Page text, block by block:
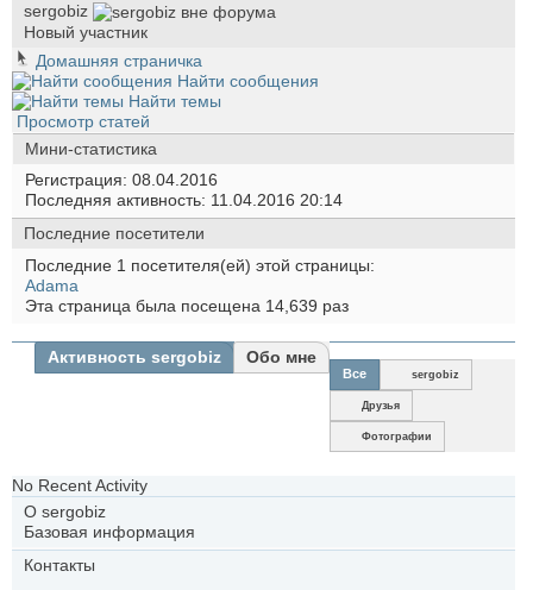
sergobiz
Новый участник
Домашняя страничка
Найти сообщения
Найти темы
Просмотр статей
Мини-статистика
Регистрация 08.04.2016
Последняя активность 11.04.2016 20:14
Последние посетители
Последние 1 посетителя(ей) этой страницы:
Аdama
Эта страница была посещена 14,639 раз
Активность sergobiz Обо мне
Все sergobiz
Друзья
Фотографии
No Recent Activity
О sergobiz
Базовая информация
Контакты